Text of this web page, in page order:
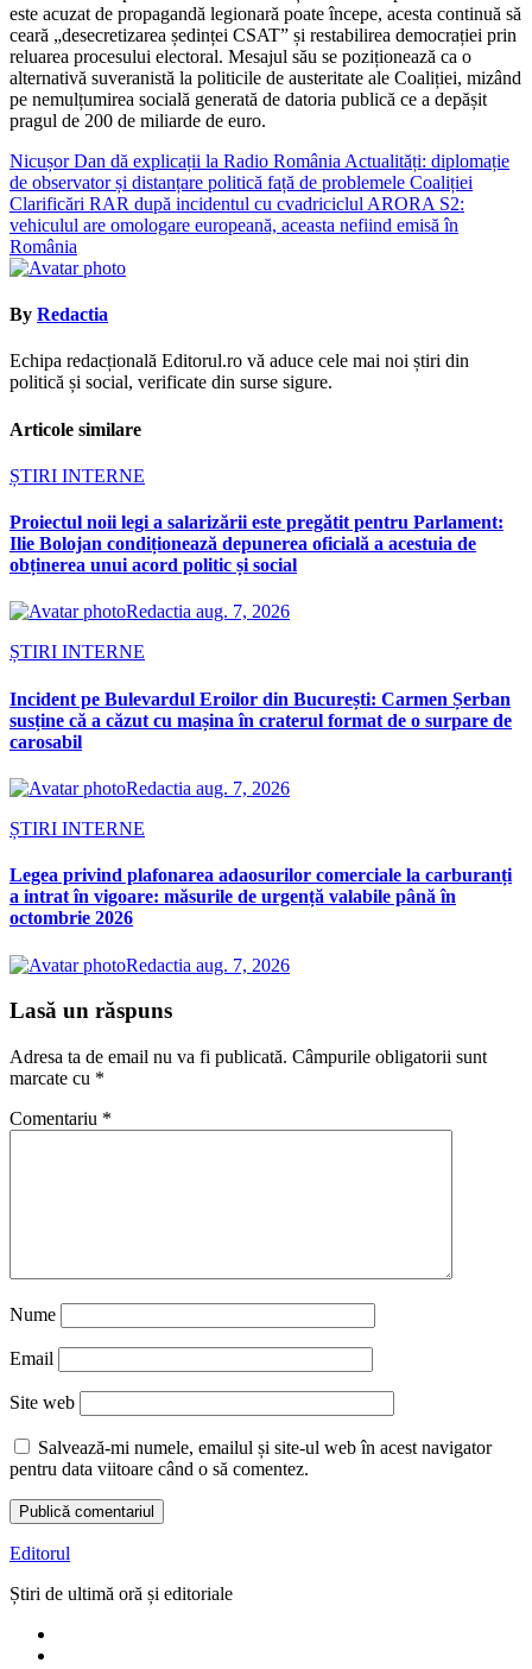
este acuzat de propagandă legionară poate începe, acesta continuă să
ceară „desecretizarea ședinței CSAT” și restabilirea democrației prin
reluarea procesului electoral. Mesajul său se poziționează ca o
alternativă suveranistă la politicile de austeritate ale Coaliției, mizând
pe nemulțumirea socială generată de datoria publică ce a depășit
pragul de 200 de miliarde de euro.
Navigare
în
articole
Nicușor Dan dă explicații la Radio România Actualități: diplomație
de observator și distanțare politică față de problemele Coaliției
Clarificări RAR după incidentul cu cvadriciclul ARORA S2:
vehiculul are omologare europeană, aceasta nefiind emisă în
România
By Redactia
Echipa redacțională Editorul.ro vă aduce cele mai noi știri din
politică și social, verificate din surse sigure.
Articole similare
ȘTIRI INTERNE
Proiectul noii legi a salarizării este pregătit pentru Parlament:
Ilie Bolojan condiționează depunerea oficială a acestuia de
obținerea unui acord politic și social
Redactia aug. 7, 2026
ȘTIRI INTERNE
Incident pe Bulevardul Eroilor din București: Carmen Șerban
susține că a căzut cu mașina în craterul format de o surpare de
carosabil
Redactia aug. 7, 2026
ȘTIRI INTERNE
Legea privind plafonarea adaosurilor comerciale la carburanți
a intrat în vigoare: măsurile de urgență valabile până în
octombrie 2026
Redactia aug. 7, 2026
Lasă un răspuns
Adresa ta de email nu va fi publicată. Câmpurile obligatorii sunt
marcate cu *
Comentariu *
Nume
Email
Site web
Salvează-mi numele, emailul și site-ul web în acest navigator
pentru data viitoare când o să comentez.
Editorul
Știri de ultimă oră și editoriale